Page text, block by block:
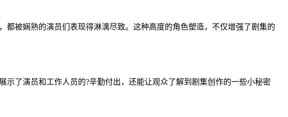
被娴熟的演员们表现得淋漓尽致。这种高度的角色塑造，不仅增强了剧集的
了演员和工作人员的?辛勤付出，还能让观众了解到剧集创作的一些小秘密